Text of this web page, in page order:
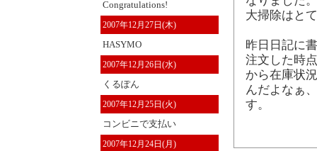
Congratulations!
2007年12月27日(木)
HASYMO
2007年12月26日(水)
くるぽん
2007年12月25日(火)
コンビニで支払い
2007年12月24日(月)
大掃除はと
昨日日記に
注文した時
から在庫状
んだよなぁ
す。